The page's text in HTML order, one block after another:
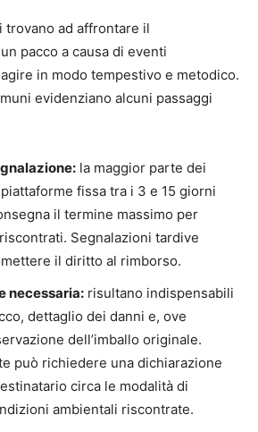
trovano ad affrontare il
pacco a causa di eventi
in modo tempestivo e metodico.
evidenziano alcuni passaggi
la maggior parte dei
fissa tra i 3 e 15 giorni
il termine massimo per
Segnalazioni tardive
il diritto al rimborso.
necessaria: risultano indispensabili
dettaglio dei danni e, ove
dell’imballo originale.
può richiedere una dichiarazione
circa le modalità di
ambientali riscontrate.